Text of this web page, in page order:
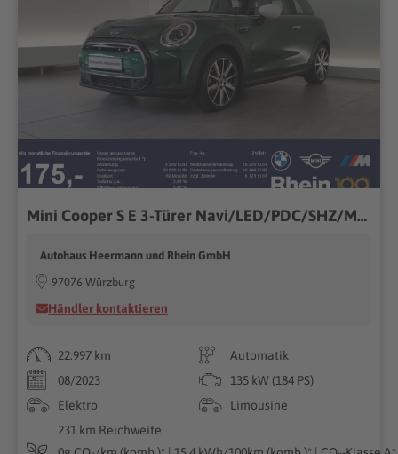
Mini Cooper S E 3-Türer Navi/LED/PDC/SHZ/MFL Navi/LED/PDC/SHZ/MFL
Autohaus Heermann und Rhein GmbH
97076 Würzburg
Händler kontaktieren
22.997 km
Automatik
08/2023
135 kW (184 PS)
Elektro
Limousine
231 km Reichweite